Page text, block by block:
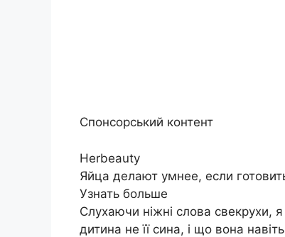
Спонсорський контент
Herbeauty
Яйца делают умнее, если
Узнать больше
Слухаючи ніжні слова свекрухи,
дитина не її сина, і що вона